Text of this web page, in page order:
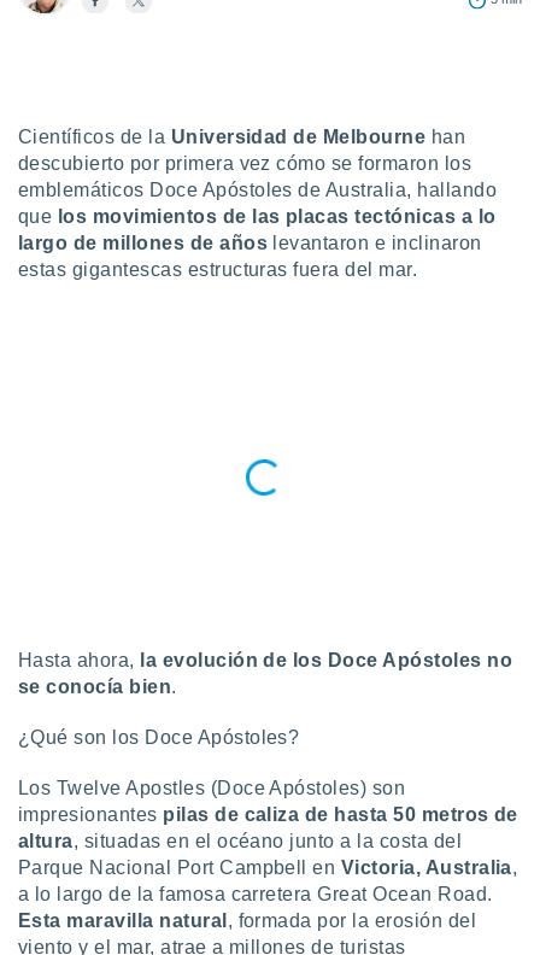
de
disponible
sean
el sitio
se
para
ni para
o
aunque
Científicos de la Universidad de Melbourne han
descubierto por primera vez cómo se formaron los
emblemáticos Doce Apóstoles de Australia, hallando
que los movimientos de las placas tectónicas a lo
largo de millones de años levantaron e inclinaron
estas gigantescas estructuras fuera del mar.
Hasta ahora,
la evolución de los Doce Apóstoles no
se conocía bien.
¿Qué son los Doce Apóstoles?
Los Twelve Apostles (Doce Apóstoles) son
impresionantes pilas de caliza de hasta 50 metros de
altura, situadas en el océano junto a la costa del
Parque Nacional Port Campbell en Victoria, Australia,
a lo largo de la famosa carretera Great Ocean Road.
Esta maravilla natural , formada por la erosión del
viento y el mar, atrae a millones de turistas